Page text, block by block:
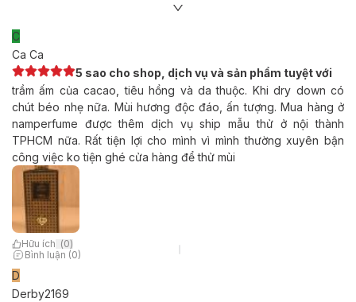
C
Ca Ca
5 sao cho shop, dịch vụ và sản phẩm tuyệt với
trầm ấm của cacao, tiêu hồng và da thuộc. Khi dry down có
chút béo nhẹ nữa. Mùi hương độc đáo, ấn tượng. Mua hàng ở
namperfume được thêm dịch vụ ship mẫu thử ở nội thành
TPHCM nữa. Rất tiện lợi cho mình vì mình thường xuyên bận
công việc ko tiện ghé cửa hàng để thử mùi
Hữu ích (0)
Bình luận (0)
D
Derby2169